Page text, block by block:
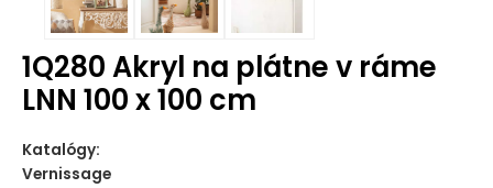
1Q280 Akryl na plátne v ráme
LNN 100 x 100 cm
Katalógy:
Vernissage